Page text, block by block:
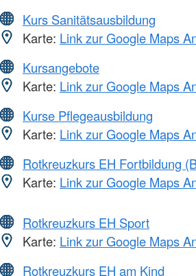
Kurs Sanitätsausbildung
Karte: Link zur Google Maps
Kursangebote
Karte: Link zur Google Maps
Kurse Pflegeausbildung
Karte: Link zur Google Maps
Rotkreuzkurs EH Fortbildung
Karte: Link zur Google Maps
Rotkreuzkurs EH Sport
Karte: Link zur Google Maps
Rotkreuzkurs EH am Kind